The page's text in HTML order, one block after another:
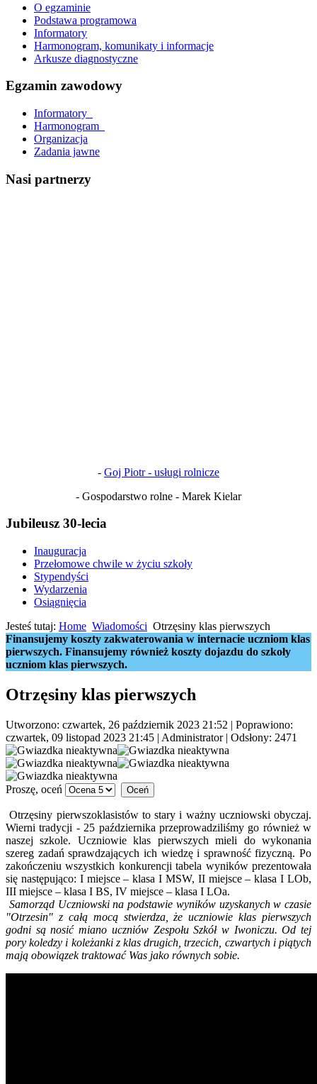
O egzaminie
Podstawa programowa
Informatory
Harmonogram, komunikaty i informacje
Arkusze diagnostyczne
Egzamin zawodowy
Informatory_
Harmonogram_
Organizacja
Zadania jawne
Nasi partnerzy
- Goj Piotr - usługi rolnicze
- Gospodarstwo rolne - Marek Kielar
Jubileusz 30-lecia
Inauguracja
Przełomowe chwile w życiu szkoły
Stypendyści
Wydarzenia
Osiągnięcia
Jesteś tutaj: Home Wiadomości Otrzęsiny klas pierwszych
Finansujemy koszty zakwaterowania w internacie uczniom klas
pierwszych. Finansujemy również koszty dojazdu do szkoły
uczniom klas pierwszych.
Otrzęsiny klas pierwszych
Utworzono: czwartek, 26 październik 2023 21:52 | Poprawiono:
czwartek, 09 listopad 2023 21:45 | Administrator| Odsłony: 2471
Proszę, oceń
Otrzęsiny pierwszoklasistów to stary i ważny uczniowski obyczaj.
Wierni tradycji - 25 października przeprowadziliśmy go również w
naszej szkole. Uczniowie klas pierwszych mieli do wykonania
szereg zadań sprawdzających ich wiedzę i sprawność fizyczną. Po
zakończeniu wszystkich konkurencji tabela wyników prezentowała
się następująco: I miejsce – klasa I MSW, II miejsce – klasa I LOb,
III miejsce – klasa I BS, IV miejsce – klasa I LOa.
Samorząd Uczniowski na podstawie wyników uzyskanych w czasie
"Otrzesin" z całą mocą stwierdza, że uczniowie klas pierwszych
godni są nosić miano uczniów Zespołu Szkół w Iwoniczu. Od tej
pory koledzy i koleżanki z klas drugich, trzecich, czwartych i piątych
mają obowiązek traktować Was jako równych sobie.